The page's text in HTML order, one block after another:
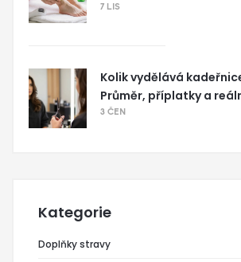
7 LIS
Kolik vydělává
Průměr, příplatky a
3 ČEN
Kategorie
Doplňky stravy